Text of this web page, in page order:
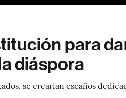
para
diáspora
se crearían escaños